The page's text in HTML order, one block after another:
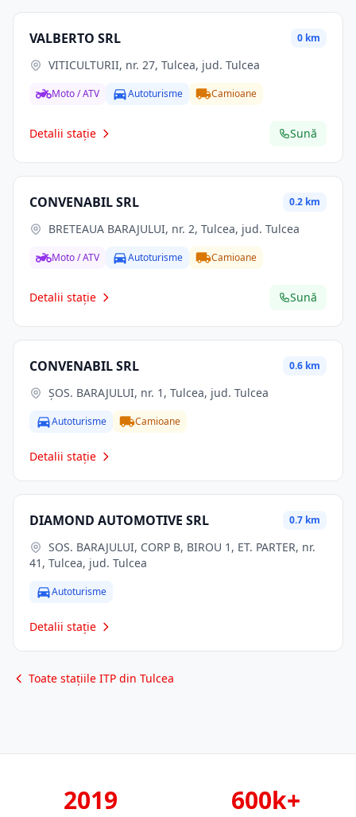
VALBERTO SRL 0 km
VITICULTURII, nr. 27, Tulcea, jud. Tulcea
Moto / ATV Autoturisme Camioane
Detalii stație Sună
CONVENABIL SRL 0.2 km
BRETEAUA BARAJULUI, nr. 2, Tulcea, jud. Tulcea
Moto / ATV Autoturisme Camioane
Detalii stație Sună
CONVENABIL SRL 0.6 km
ŞOS. BARAJULUI, nr. 1, Tulcea, jud. Tulcea
Autoturisme Camioane
Detalii stație
DIAMOND AUTOMOTIVE SRL 0.7 km
41, Tulcea, jud. Tulcea
Autoturisme
Detalii stație
Toate stațiile ITP din Tulcea
2019 600k+